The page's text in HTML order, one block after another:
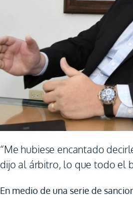
“Me hubiese encantado
dijo al árbitro, lo que todo el
En medio de una serie de